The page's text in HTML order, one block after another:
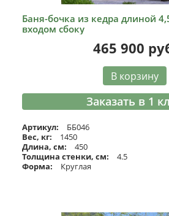
Баня-бочка из кедра длиной
входом сбоку
465 900
В корзину
Заказать в 1
Артикул:
ББ046
Вес, кг:
1450
Длина, см:
450
Толщина стенки, см:
4.5
Форма:
Круглая